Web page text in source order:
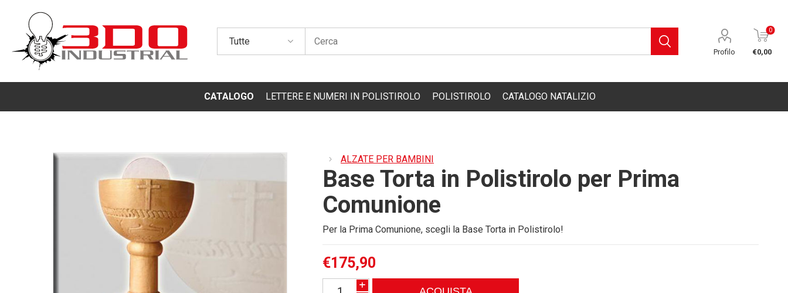
Profilo
0
€0,00
CATALOGO LETTERE E NUMERI IN POLISTIROLO POLISTIROLO
ARREDO EDILE
EVENTI & PARTY
CATALOGO NATALIZIO
ALZATE PER BAMBINI
Base Torta in Polistirolo per Prima
Comunione
Per la Prima Comunione, scegli la Base Torta in Polistirolo!
€175,90
i